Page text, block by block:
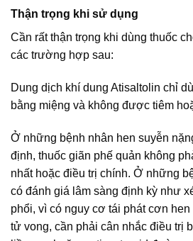
Thận trọng khi sử dụng
Cần rất thận trọng khi dùng thuốc
các trường hợp sau:
Dung dịch khí dung Atisaltolin chỉ
bằng miệng và không được tiêm
Ở những bệnh nhân hen suyễn
định, thuốc giãn phế quản không
nhất hoặc điều trị chính. Ở những
có đánh giá lâm sàng định kỳ như
phổi, vì có nguy cơ tái phát cơn
tử vong, cần phải cân nhắc điều trị